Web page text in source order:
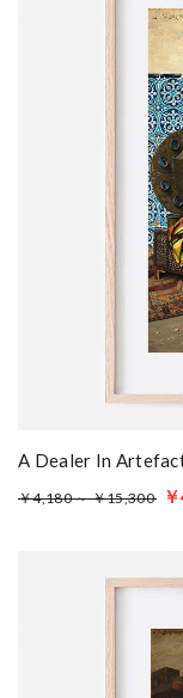
A Dealer In
￥4,180 ～ ￥15,300